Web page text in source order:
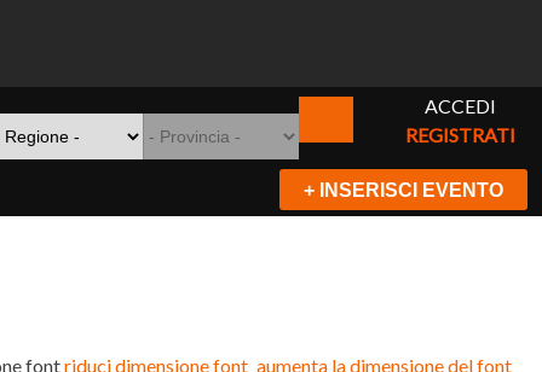
ACCEDI
REGISTRATI
+ INSERISCI EVENTO
fontriduci dimensione font aumenta la dimensione del font